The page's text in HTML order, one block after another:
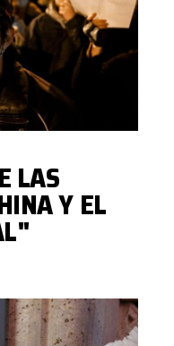
LAS
Y EL